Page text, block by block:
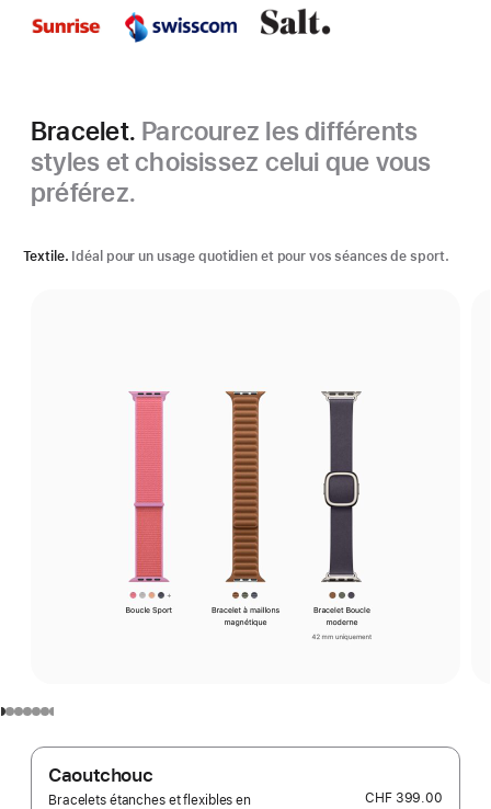
Bracelet. Parcourez les différents
styles et choisissez celui que vous
préférez.
Textile. Idéal pour un usage quotidien et pour vos séances de sport.
Caoutchouc
Bracelets étanches et flexibles en
CHF 399.00